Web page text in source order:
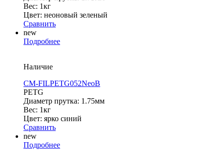
Вес: 1кг
Цвет: неоновый зеленый
Сравнить
new
Подробнее
Наличие
CM-FILPETG052NeoB
PETG
Диаметр прутка: 1.75мм
Вес: 1кг
Цвет: ярко синий
Сравнить
new
Подробнее